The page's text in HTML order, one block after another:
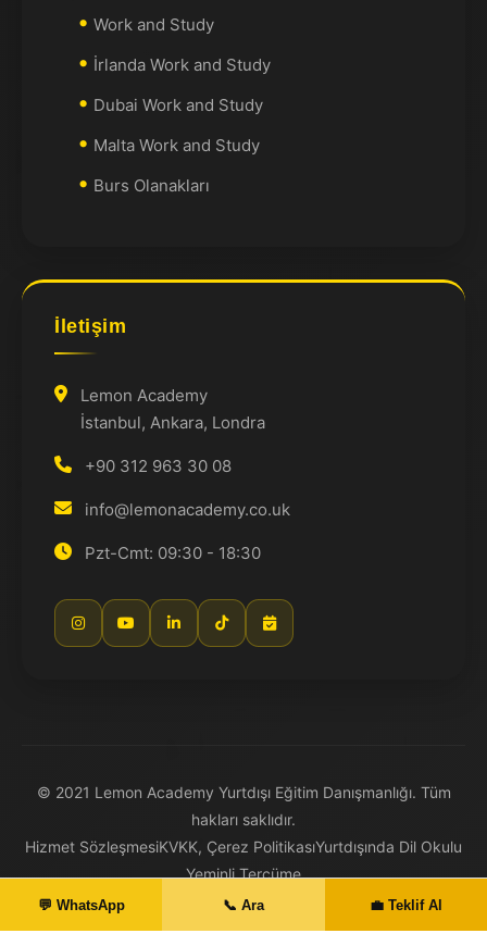
Work and Study
İrlanda Work and Study
Dubai Work and Study
Malta Work and Study
Burs Olanakları
İletişim
Lemon Academy
İstanbul, Ankara, Londra
+90 312 963 30 08
info@lemonacademy.co.uk
Pzt-Cmt: 09:30 - 18:30
© 2021 Lemon Academy Yurtdışı Eğitim Danışmanlığı. Tüm
hakları saklıdır.
Hizmet SözleşmesiKVKK, Çerez PolitikasıYurtdışında Dil Okulu
Yeminli Tercüme
💬 WhatsApp 📞 Ara 💼 Teklif Al